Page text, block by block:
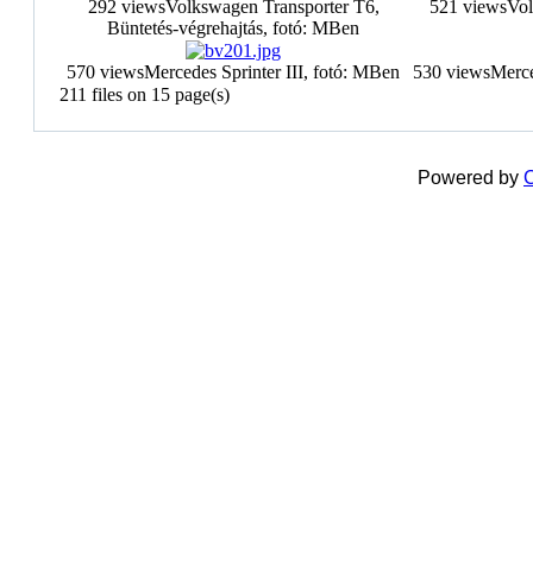
292 viewsVolkswagen Transporter T6,
Büntetés-végrehajtás, fotó: MBen
521 views
570 viewsMercedes Sprinter III, fotó: MBen 530 views
211 files on 15 page(s)
Powered by